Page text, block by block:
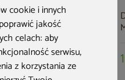
cookie i innych
jakość
celach:aby
serwisu,
z korzystania ze
Nowość